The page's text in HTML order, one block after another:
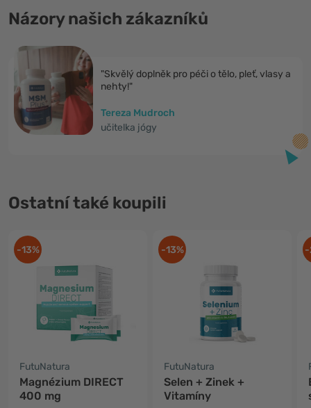
Názory našich zákazníků
"Skvělý doplněk pro péči o tělo, pleť, vlasy a
nehty!"
Tereza Mudroch
učitelka jógy
Ostatní také koupili
-13%
FutuNatura
Magnézium DIRECT
400 mg
-13%
FutuNatura
Selen + Zinek +
Vitamíny
-